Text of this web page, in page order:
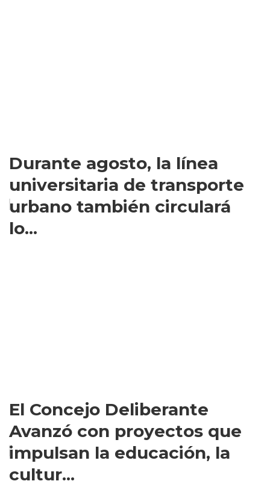
Durante agosto, la línea
universitaria de transporte
urbano también circulará
lo...
El Concejo Deliberante
Avanzó con proyectos que
impulsan la educación, la
cultur...